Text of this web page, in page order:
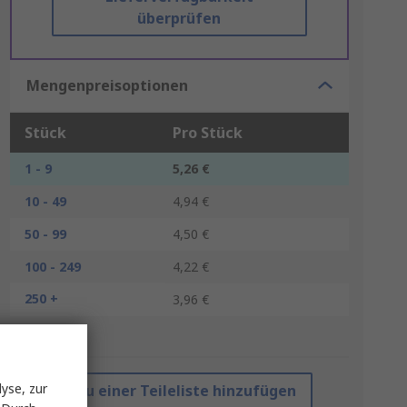
überprüfen
Mengenpreisoptionen
Stück Pro Stück
1 - 9
5,26 €
10 - 49
4,94 €
50 - 99
4,50 €
100 - 249
4,22 €
250 +
3,96 €
Zu einer Teileliste hinzufügen
zur